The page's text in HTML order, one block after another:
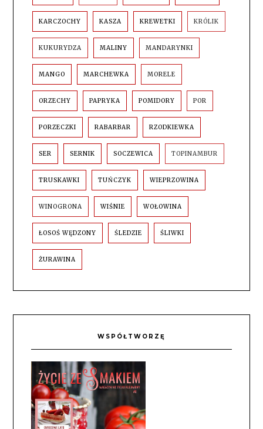
KARCZOCHY KASZA KREWETKI KRÓLIK
KUKURYDZA MALINY MANDARYNKI
MANGO MARCHEWKA MORELE
ORZECHY PAPRYKA POMIDORY POR
PORZECZKI RABARBAR RZODKIEWKA
SER SERNIK SOCZEWICA TOPINAMBUR
TRUSKAWKI TUŃCZYK WIEPRZOWINA
WINOGRONA WIŚNIE WOŁOWINA
ŁOSOŚ WĘDZONY ŚLEDZIE ŚLIWKI
ŻURAWINA
WSPÓŁTWORZĘ